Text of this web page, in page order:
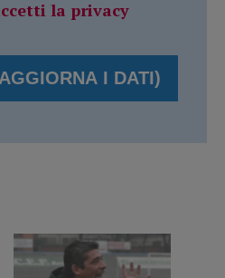
la privacy